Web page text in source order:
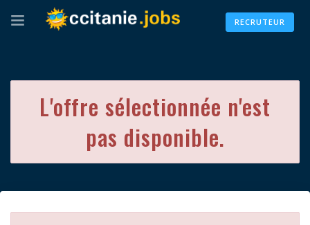
RECRUTEUR
L'offre sélectionnée n'est
pas disponible.